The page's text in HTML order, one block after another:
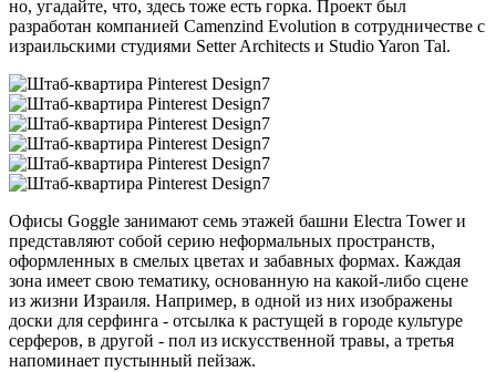
но, угадайте, что, здесь тоже есть горка. Проект был
разработан компанией Camenzind Evolution в сотрудничестве с
израильскими студиями Setter Architects и Studio Yaron Tal.
Офисы Goggle занимают семь этажей башни Electra Tower и
представляют собой серию неформальных пространств,
оформленных в смелых цветах и забавных формах. Каждая
зона имеет свою тематику, основанную на какой-либо сцене
из жизни Израиля. Например, в одной из них изображены
доски для серфинга - отсылка к растущей в городе культуре
серферов, в другой - пол из искусственной травы, а третья
напоминает пустынный пейзаж.